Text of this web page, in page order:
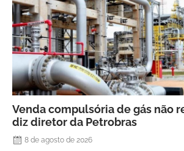
Venda compulsória de gás não
diz diretor da Petrobras
8 de agosto de 2026